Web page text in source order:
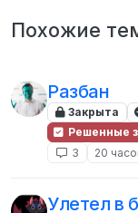
Похожие
Разбан
Закрыта
Решенные
3
20
Улетел в